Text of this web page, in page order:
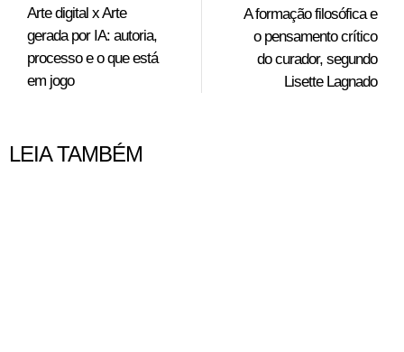
Arte digital x Arte
gerada por IA: autoria,
processo e o que está
em jogo
A formação filosófica e
o pensamento crítico
do curador, segundo
Lisette Lagnado
LEIA TAMBÉM